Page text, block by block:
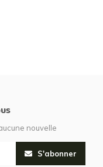
nouvelle
S'abonner